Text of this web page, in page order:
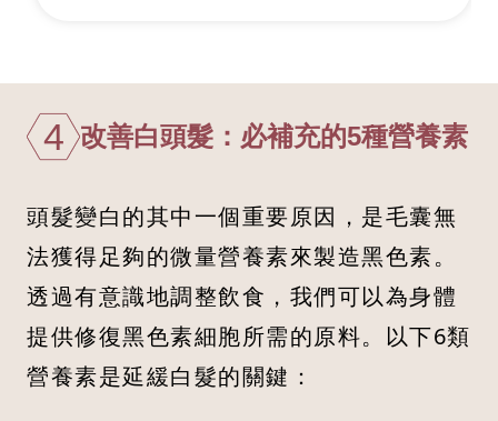
4 改善白頭髮：必補充的5種營養素
頭髮變白的其中一個重要原因，是毛囊無
法獲得足夠的微量營養素來製造黑色素。
透過有意識地調整飲食，我們可以為身體
提供修復黑色素細胞所需的原料。以下6類
營養素是延緩白髮的關鍵：